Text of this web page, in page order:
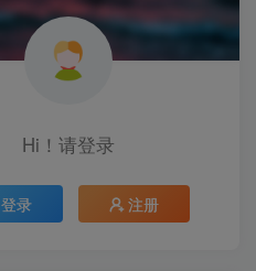
Hi！请登录
登录 注册